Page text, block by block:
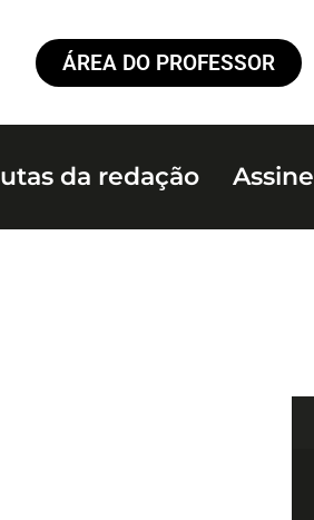
ÁREA DO PROFESSOR
da redação Assine